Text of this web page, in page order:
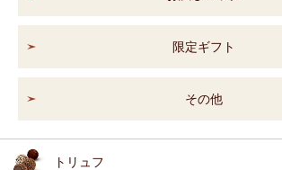
限定ギフト
その他
トリュフ